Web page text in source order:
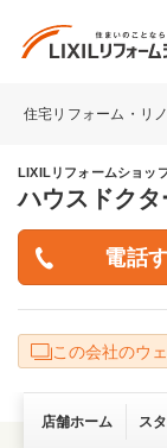
住宅リフォーム・リ
LIXILリフォームショッ
ハウスドク
この会社のウ
店舗ホーム ス